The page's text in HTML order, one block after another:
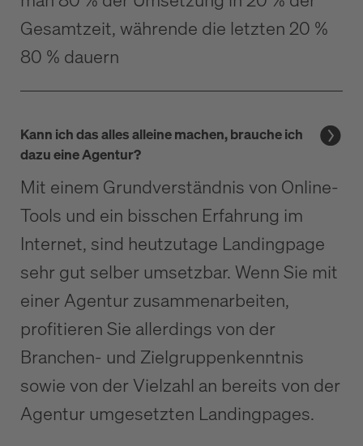
Gesamtzeit, währende die letzten 20 %
80 % dauern
Kann ich das alles alleine machen, brauche ich
dazu eine Agentur?
Mit einem Grundverständnis von Online-
Tools und ein bisschen Erfahrung im
Internet, sind heutzutage Landingpage
sehr gut selber umsetzbar. Wenn Sie mit
einer Agentur zusammenarbeiten,
profitieren Sie allerdings von der
Branchen- und Zielgruppenkenntnis
sowie von der Vielzahl an bereits von der
Agentur umgesetzten Landingpages.